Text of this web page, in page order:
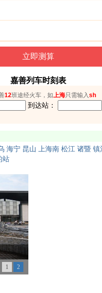
嘉善列车时刻表
12班途经火车，如 上海只需输入 sh
到达站：
海宁 昆山 上海南 松江 诸暨 镇
站
1 2